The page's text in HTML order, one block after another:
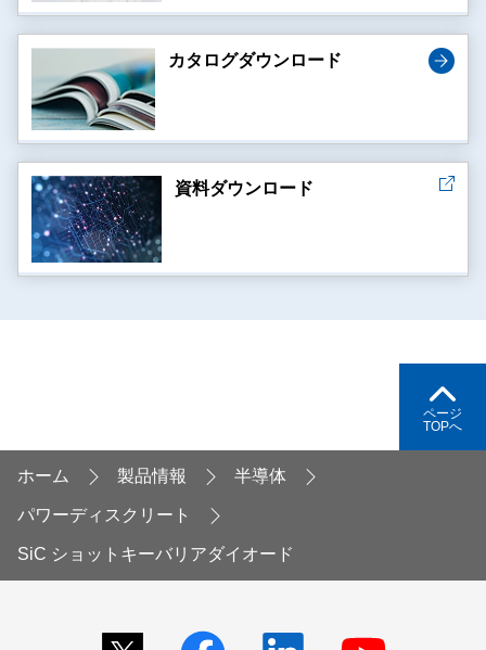
カタログダウンロード
資料ダウンロード
ページ
TOPへ
ホーム 製品情報 半導体
パワーディスクリート
SiC ショットキーバリアダイオード